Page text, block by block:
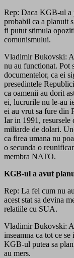
Rep: Daca KGB-ul a
probabil ca a planuit
fi putut stimula
comunismului.
Vladimir Bukovski:
nu au functionat. Pot
documentelor, ca ei
presedintele
ca oamenii au dorit
ei, lucrurile nu le-au
ei au vrut sa fure din
Iar in 1991, resursele
miliarde de dolari.
ca firea umana nu
o secunda o
membra NATO.
KGB-ul a avut
Rep: La fel cum nu
acest stat sa devina
relatiile cu SUA.
Vladimir Bukovski:
inseamna ca tot ce
KGB-ul putea sa
au mers.